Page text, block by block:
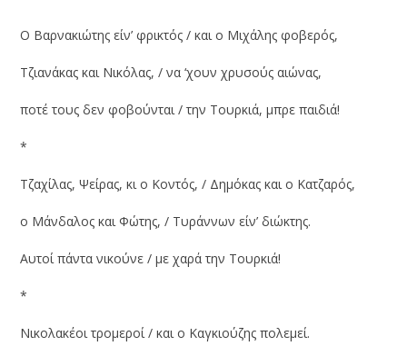
Ο Βαρνακιώτης είν’ φρικτός / και ο Μιχάλης φοβερός,
Τζιανάκας και Νικόλας, / να ‘χουν χρυσούς αιώνας,
ποτέ τους δεν φοβούνται / την Τουρκιά, μπρε παιδιά!
*
Τζαχίλας, Ψείρας, κι ο Κοντός, / Δημόκας και ο Κατζαρός,
ο Μάνδαλος και Φώτης, / Τυράννων είν’ διώκτης.
Αυτοί πάντα νικούνε / με χαρά την Τουρκιά!
*
Νικολακέοι τρομεροί / και ο Καγκιούζης πολεμεί.